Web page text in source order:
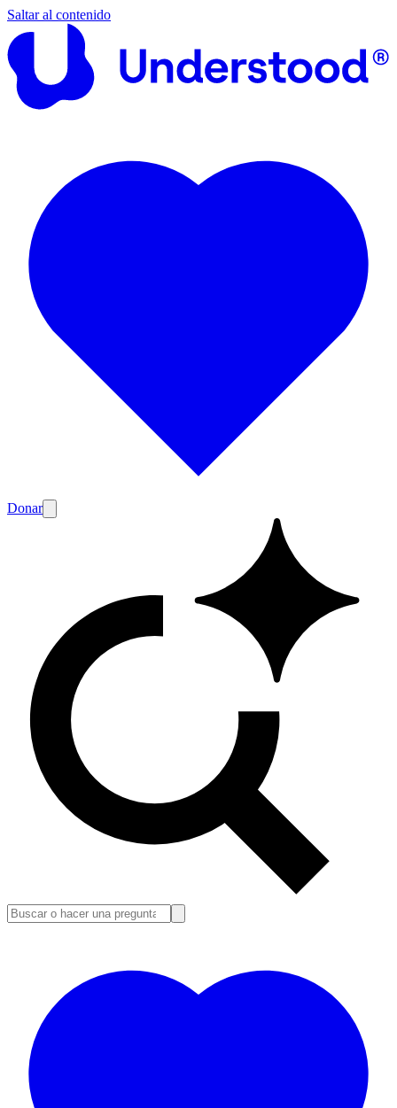
Saltar al contenido
Donar